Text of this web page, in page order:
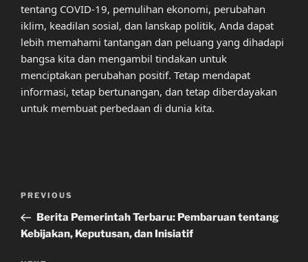
tentang COVID-19, pemulihan ekonomi, perubahan
iklim, keadilan sosial, dan lanskap politik, Anda dapat
lebih memahami tantangan dan peluang yang dihadapi
bangsa kita dan mengambil tindakan untuk
menciptakan perubahan positif. Tetap mendapat
informasi, tetap bertunangan, dan tetap diberdayakan
untuk membuat perbedaan di dunia kita.
Previous
Post
PREVIOUS
Berita Pemerintah Terbaru: Pembaruan tentang
Kebijakan, Keputusan, dan Inisiatif